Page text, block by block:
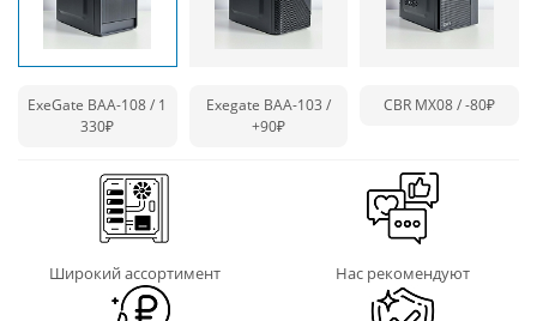
ExeGate BAA-108 / 1
330₽
Exegate BAA-103 /
+90₽
CBR MX08 /-80₽
Широкий ассортимент Нас рекомендуют